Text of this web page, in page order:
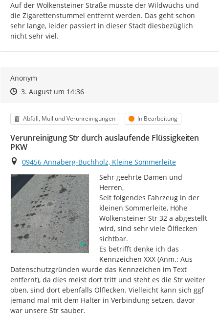
Auf der Wolkensteiner Straße müsste der Wildwuchs und
die Zigarettenstummel entfernt werden. Das geht schon
sehr lange, leider passiert in dieser Stadt diesbezüglich
nicht sehr viel.
Anonym
Zeitpunkt des Erstellens
Zeitpunkt des Erstellens
3. August um 14:36Zur Äußerung
Kategorie
Abfall, Müll und Verunreinigungen Status
In Bearbeitung
Verunreinigung Str durch auslaufende Flüssigkeiten
PKW
Ort
09456 Annaberg-Buchholz, Kleine Sommerleite
Sehr geehrte Damen und
Herren,
Seit folgendes Fahrzeug in der
kleinen Sommerleite, Höhe
Wolkensteiner Str 32 a abgestellt
wird, sind sehr viele Ölflecken
sichtbar.
Es betrifft denke ich das
Kennzeichen XXX (Anm.: Aus
Datenschutzgründen wurde das Kennzeichen im Text
entfernt), da dies meist dort tritt und steht es die Str weiter
oben, sind dort ebenfalls Ölflecken. Vielleicht kann sich ggf
jemand mal mit dem Halter in Verbindung setzen, davor
war unsere Str sauber.